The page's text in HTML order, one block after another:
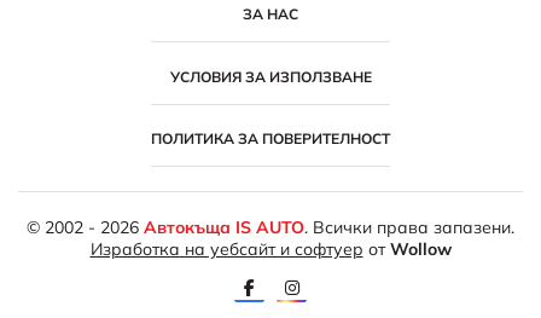
ЗА НАС
УСЛОВИЯ ЗА ИЗПОЛЗВАНЕ
ПОЛИТИКА ЗА ПОВЕРИТЕЛНОСТ
© 2002 - 2026 Автокъща IS AUTO. Всички права запазени.
Изработка на уебсайт и софтуер отWollow